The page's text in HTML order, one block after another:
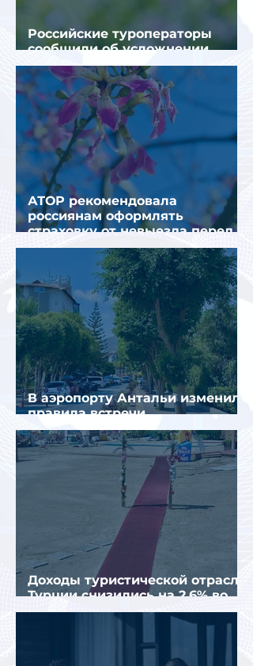
Российские туроператоры
сообщили об усложнении
получения виз в Грецию
АТОР рекомендовала
россиянам оформлять
страховку от невыезда перед
поездкой в Грецию
В аэропорту Антальи изменили
правила встречи
организованных туристов
Доходы туристической отрасли
Турции снизились на 2,6% во
втором квартале 2026 года